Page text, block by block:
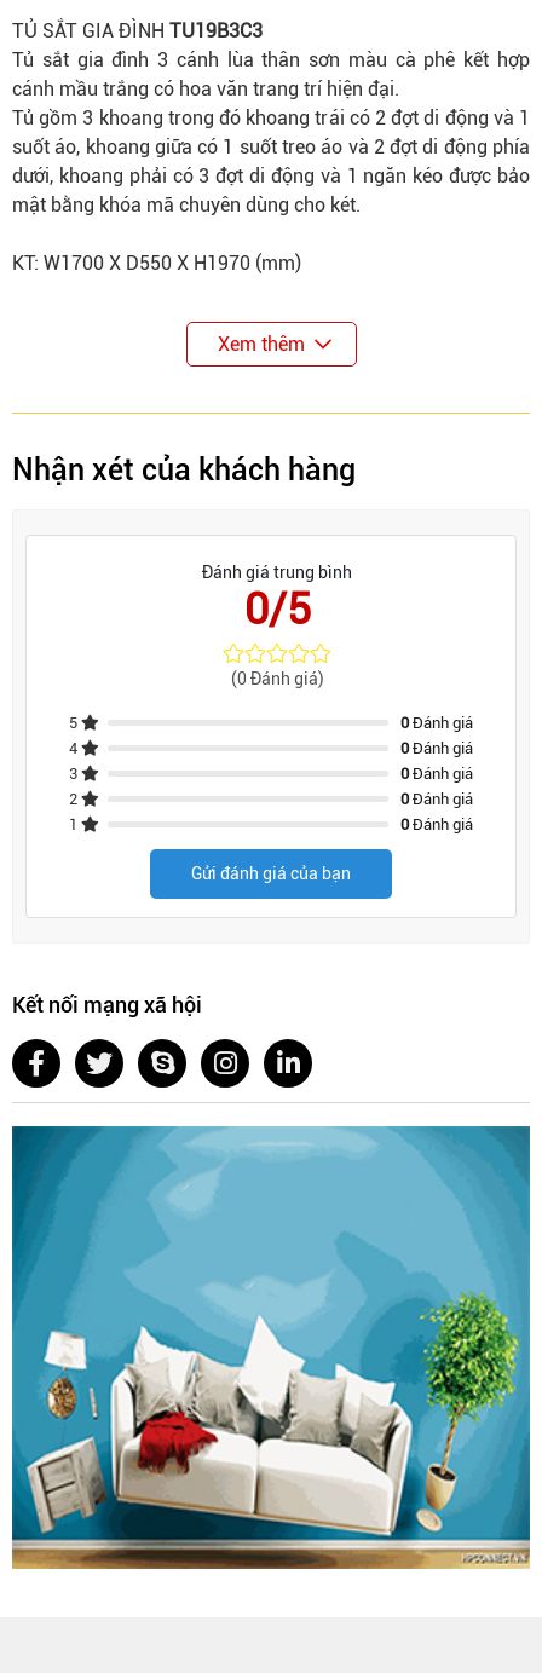
TỦ SẮT GIA ĐÌNH TU19B3C3
Tủ sắt gia đình 3 cánh lùa thân sơn màu cà phê kết hợp
cánh mầu trắng có hoa văn trang trí hiện đại.
Tủ gồm 3 khoang trong đó khoang trái có 2 đợt di động và 1
suốt áo, khoang giữa có 1 suốt treo áo và 2 đợt di động phía
dưới, khoang phải có 3 đợt di động và 1 ngăn kéo được bảo
mật bằng khóa mã chuyên dùng cho két.
KT: W1700 X D550 X H1970 (mm)
Xem thêm
Nhận xét của khách hàng
Đánh giá trung bình
0/5
(0 Đánh giá)
5 0Đánh giá
4
0Đánh giá
3
0Đánh giá
2
0Đánh giá
1
0Đánh giá
Gửi đánh giá của bạn
Kết nối mạng xã hội